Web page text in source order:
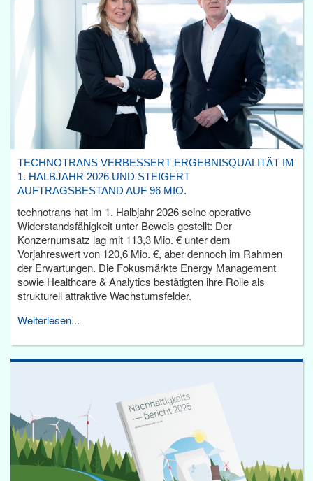
TECHNOTRANS VERBESSERT ERGEBNISQUALITÄT IM
1. HALBJAHR 2026 UND STEIGERT
AUFTRAGSBESTAND AUF 96 MIO.
technotrans hat im 1. Halbjahr 2026 seine operative
Widerstandsfähigkeit unter Beweis gestellt: Der
Konzernumsatz lag mit 113,3 Mio. € unter dem
Vorjahreswert von 120,6 Mio. €, aber dennoch im Rahmen
der Erwartungen. Die Fokusmärkte Energy Management
sowie Healthcare & Analytics bestätigten ihre Rolle als
strukturell attraktive Wachstumsfelder.
Weiterlesen...